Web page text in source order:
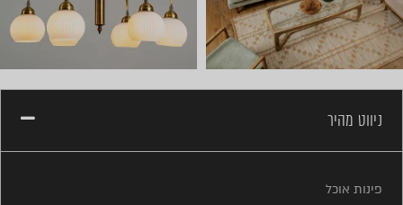
ניווט מהיר
פינות אוכל